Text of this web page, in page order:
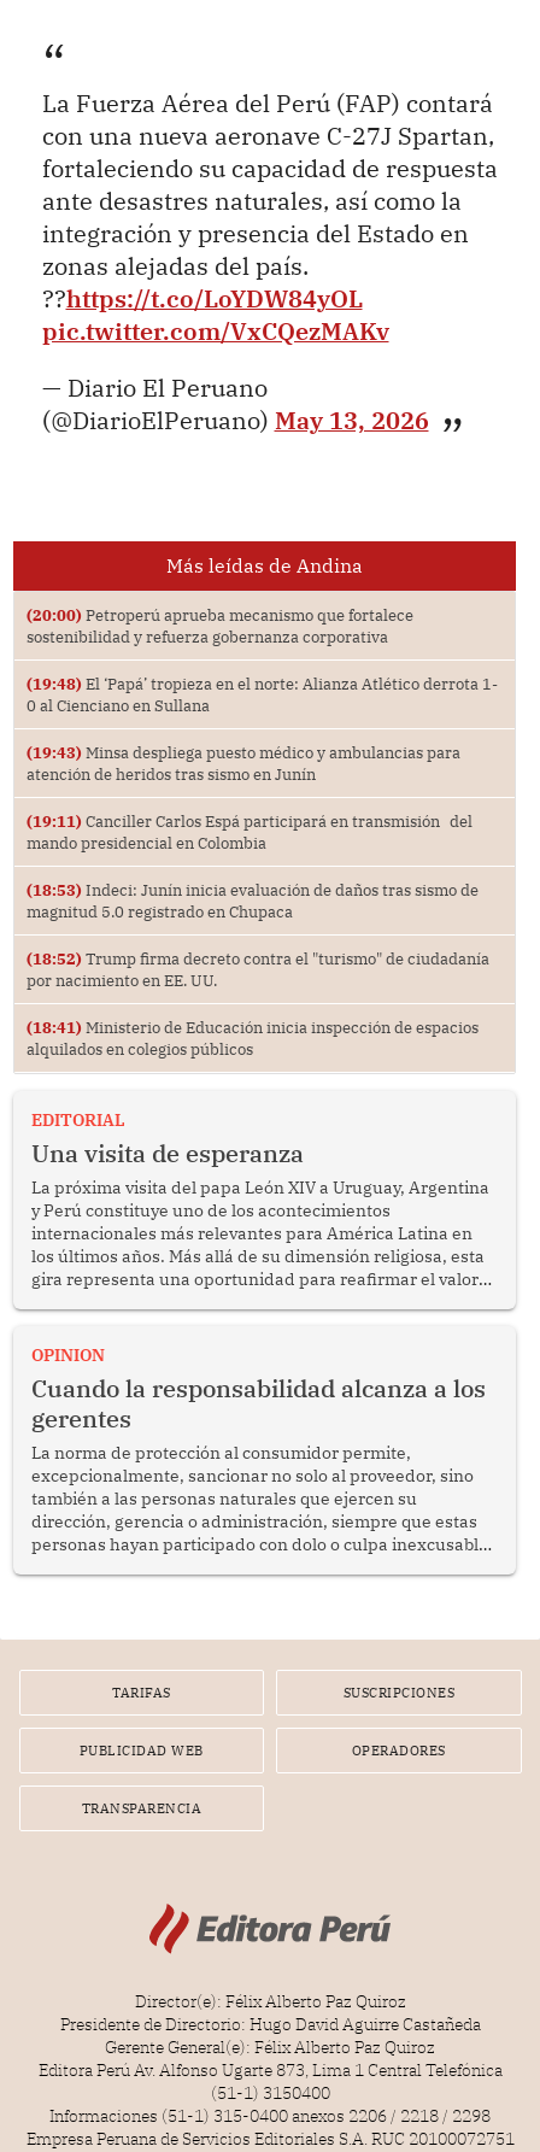
La Fuerza Aérea del Perú (FAP) contará
con una nueva aeronave C-27J Spartan,
fortaleciendo su capacidad de respuesta
ante desastres naturales, así como la
integración y presencia del Estado en
zonas alejadas del país.
??https://t.co/LoYDW84yOL
pic.twitter.com/VxCQezMAKv
— Diario El Peruano
(@DiarioElPeruano) May 13, 2026
Más leídas de Andina
(20:00) Petroperú aprueba mecanismo que fortalece
sostenibilidad y refuerza gobernanza corporativa
(19:48) El ‘Papá’ tropieza en el norte: Alianza Atlético derrota 1-
0 al Cienciano en Sullana
(19:43) Minsa despliega puesto médico y ambulancias para
atención de heridos tras sismo en Junín
(19:11) Canciller Carlos Espá participará en transmisión del
mando presidencial en Colombia
(18:53) Indeci: Junín inicia evaluación de daños tras sismo de
magnitud 5.0 registrado en Chupaca
(18:52) Trump firma decreto contra el "turismo" de ciudadanía
por nacimiento en EE. UU.
(18:41) Ministerio de Educación inicia inspección de espacios
alquilados en colegios públicos
EDITORIAL
Una visita de esperanza
La próxima visita del papa León XIV a Uruguay, Argentina
y Perú constituye uno de los acontecimientos
internacionales más relevantes para América Latina en
los últimos años. Más allá de su dimensión religiosa, esta
gira representa una oportunidad para reafirmar el valor
enfrenta desafíos en materia de desarrollo, cohesión
OPINION
Cuando la responsabilidad alcanza a los
gerentes
La norma de protección al consumidor permite,
excepcionalmente, sancionar no solo al proveedor, sino
también a las personas naturales que ejercen su
dirección, gerencia o administración, siempre que estas
personas hayan participado con dolo o culpa inexcusable
por la frustrada realización de un meet and greet con
TARIFAS SUSCRIPCIONES
PUBLICIDAD WEB OPERADORES
TRANSPARENCIA
Director(e): Félix Alberto Paz Quiroz
Presidente de Directorio: Hugo David Aguirre Castañeda
Gerente General(e): Félix Alberto Paz Quiroz
Editora Perú Av. Alfonso Ugarte 873, Lima 1 Central Telefónica
(51-1) 3150400
Informaciones (51-1) 315-0400 anexos 2206 / 2218 / 2298
Empresa Peruana de Servicios Editoriales S.A. RUC 20100072751